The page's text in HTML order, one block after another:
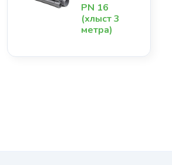
PN 16
(хлыст 3
метра)